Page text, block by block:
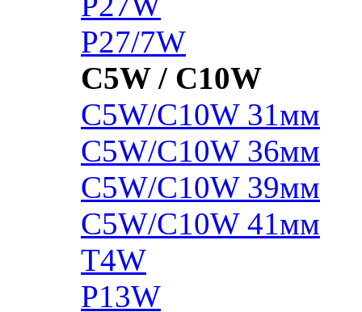
P27/7W
C5W / C10W
C5W/C10W 31мм
C5W/C10W 36мм
C5W/C10W 39мм
C5W/C10W 41мм
T4W
P13W